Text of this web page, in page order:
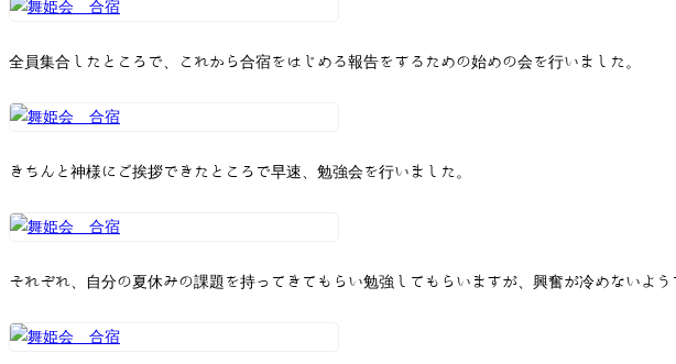
全員集合したところで、これから合宿をはじめる報告をするための始めの会を行いました。
きちんと神様にご挨拶できたところで早速、勉強会を行いました。
それぞれ、自分の夏休みの課題を持ってきてもらい勉強してもらいますが、興奮が冷めないよ